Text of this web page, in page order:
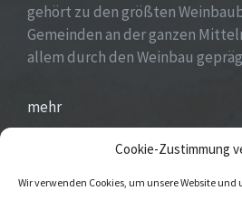
Cookie-Zustimmung
Wir verwenden Cookies, um unsere Website
gehört zu den größten
Gemeinden an der ganzen
allem durch den Weinbau
mehr